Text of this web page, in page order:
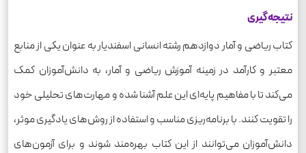
نتیجه‌گیری
کتاب ریاضی و آمار دوازدهم رشته انسانی اسفندیار به عنوان یکی از منابع
معتبر و کارآمد در زمینه آموزش ریاضی و آمار، به دانش‌آموزان کمک
می‌کند تا با مفاهیم پایه‌ای این علم آشنا شده و مهارت‌های تحلیلی خود
را تقویت کنند. با برنامه‌ریزی مناسب و استفاده از روش‌های یادگیری موثر،
دانش‌آموزان می‌توانند از این کتاب بهره‌مند شوند و برای آزمون‌های